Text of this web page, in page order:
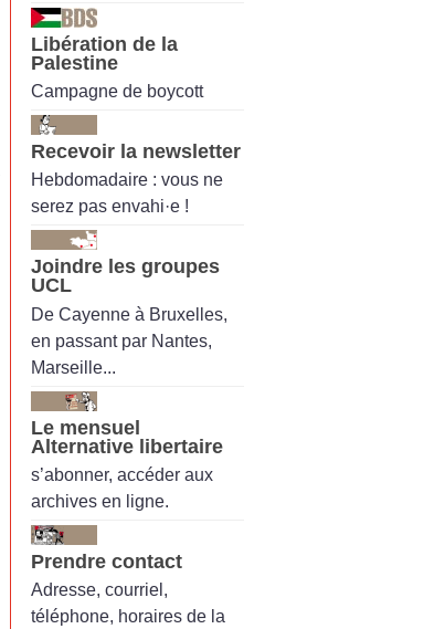
Libération de la
Palestine
Campagne de boycott
Recevoir la newsletter
Hebdomadaire : vous ne
serez pas envahi·e !
Joindre les groupes
UCL
De Cayenne à Bruxelles,
en passant par Nantes,
Marseille...
Le mensuel
Alternative libertaire
s’abonner, accéder aux
archives en ligne.
Prendre contact
Adresse, courriel,
téléphone, horaires de la